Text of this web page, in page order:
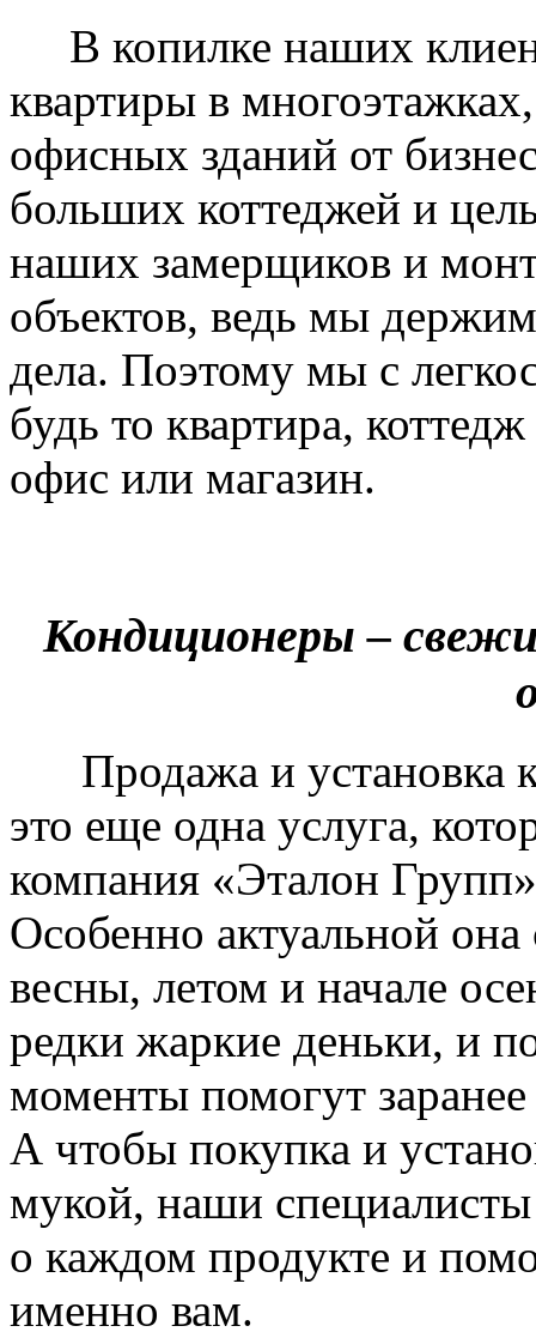
В копилке наших
квартиры в
офисных зданий от
больших коттеджей и
наших замерщиков и
объектов, ведь мы
дела. Поэтому мы с
будь то квартира,
офис или магазин.
Кондиционеры –
Продажа и установка
это еще одна услуга,
компания «Эталон
Особенно актуальной она
весны, летом и начале
редки жаркие деньки, и
моменты помогут
А чтобы покупка и
мукой, наши специалисты
о каждом продукте и
именно вам.